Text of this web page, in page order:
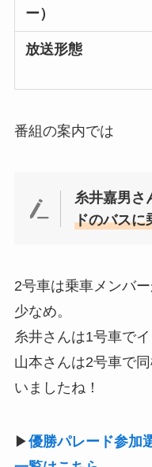
ー）
放送形態
番組の案内では
糸井嘉男さ
ドのバスに
2号車は乗車メンバ
少なめ。
糸井さんは1号車でイ
山本さんは2号車で
いましたね！
▶優勝パレード参加